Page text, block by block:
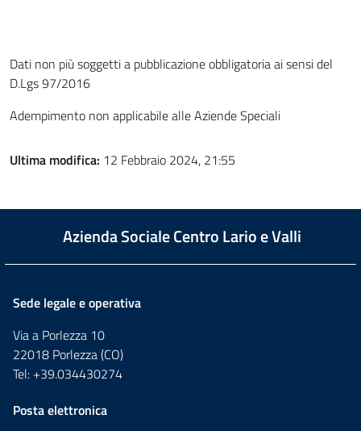
Dati non più soggetti a pubblicazione obbligatoria ai sensi del
D.Lgs 97/2016
Adempimento non applicabile alle Aziende Speciali
Ultima modifica: 12 Febbraio 2024, 21:55
Azienda Sociale Centro Lario e Valli
Sede legale e operativa
Via a Porlezza 10
22018 Porlezza (CO)
Tel: +39.034430274
Posta elettronica